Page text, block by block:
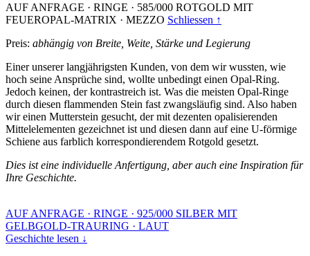
AUF ANFRAGE · RINGE · 585/000 ROTGOLD MIT
FEUEROPAL-MATRIX · MEZZO Schliessen ↑
Preis: abhängig von Breite, Weite, Stärke und Legierung
Einer unserer langjährigsten Kunden, von dem wir wussten, wie
hoch seine Ansprüche sind, wollte unbedingt einen Opal-Ring.
Jedoch keinen, der kontrastreich ist. Was die meisten Opal-Ringe
durch diesen flammenden Stein fast zwangsläufig sind. Also haben
wir einen Mutterstein gesucht, der mit dezenten opalisierenden
Mittelelementen gezeichnet ist und diesen dann auf eine U-förmige
Schiene aus farblich korrespondierendem Rotgold gesetzt.
Dies ist eine individuelle Anfertigung, aber auch eine Inspiration für
Ihre Geschichte.
AUF ANFRAGE · RINGE · 925/000 SILBER MIT
GELBGOLD-TRAURING · LAUT
Geschichte lesen ↓